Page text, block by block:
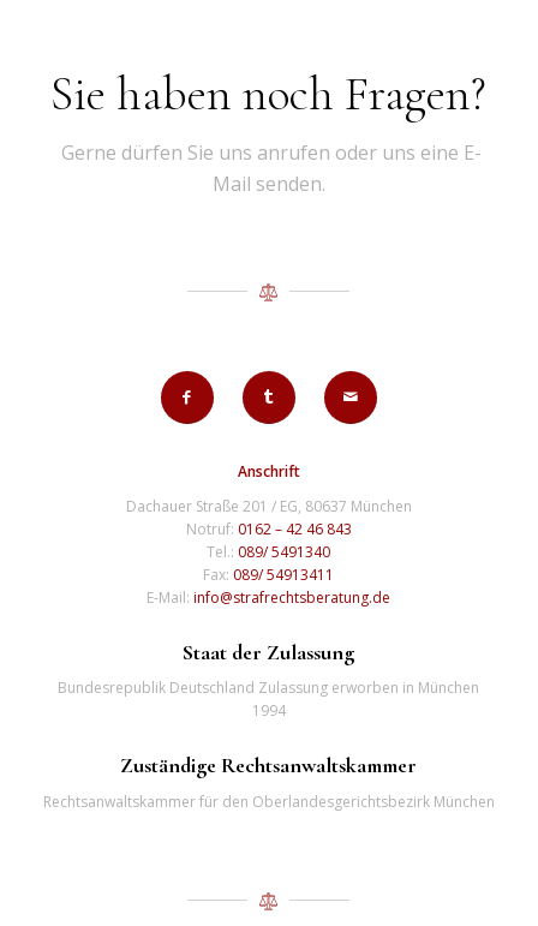
Sie haben noch Fragen?
Gerne dürfen Sie uns anrufen oder uns eine E-
Mail senden.
Anschrift
Dachauer Straße 201 / EG, 80637 München
Notruf: 0162 – 42 46 843
Tel.: 089/ 5491340
Fax: 089/ 54913411
E-Mail:info@strafrechtsberatung.de
Staat der Zulassung
Bundesrepublik Deutschland Zulassung erworben in München
1994
Zuständige Rechtsanwaltskammer
Rechtsanwaltskammer für den Oberlandesgerichtsbezirk München